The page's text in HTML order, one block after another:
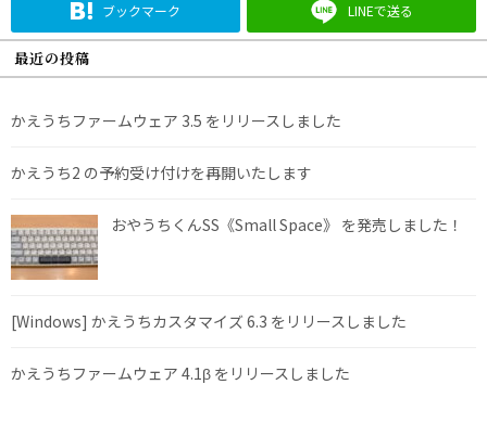
ブックマーク LINEで送る
最近の投稿
かえうちファームウェア 3.5 をリリースしました
かえうち2 の予約受け付けを再開いたします
おやうちくんSS《Small Space》 を発売しました！
[Windows] かえうちカスタマイズ 6.3 をリリースしました
かえうちファームウェア 4.1β をリリースしました